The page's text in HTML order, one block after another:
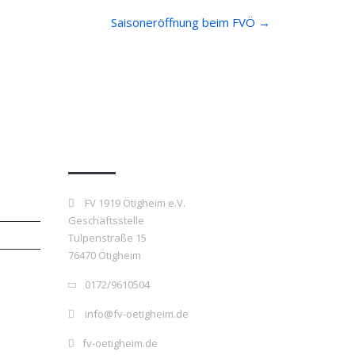
Saisoneröffnung beim FVÖ →
FV 1919 Ötigheim e.V.
Geschäftsstelle
Tulpenstraße 15
76470 Ötigheim
0172/9610504
info@fv-oetigheim.de
fv-oetigheim.de